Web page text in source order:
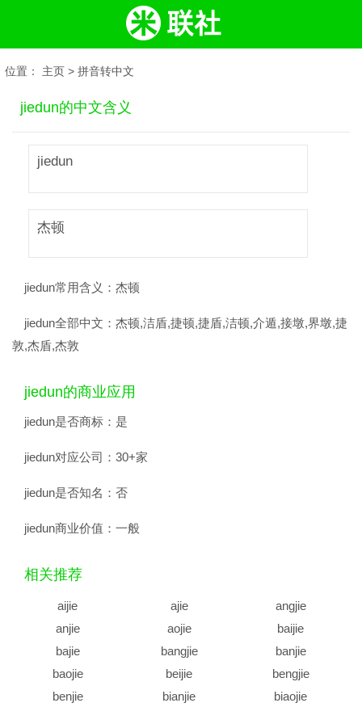
位置： 主页 > 拼音转中文
jiedun的中文含义
jiedun
杰顿
jiedun常用含义： 杰顿
jiedun全部中文： 杰顿,洁盾,捷顿,捷盾,洁顿,介遁,接墩,界墩,捷
敦,杰盾,杰敦
jiedun的商业应用
jiedun是否商标： 是
jiedun对应公司： 30+家
jiedun是否知名： 否
jiedun商业价值： 一般
相关推荐
aijie ajie
angjie
anjie
aojie
baijie
bajie
bangjie
banjie
baojie
beijie
bengjie
benjie
bianjie
biaojie